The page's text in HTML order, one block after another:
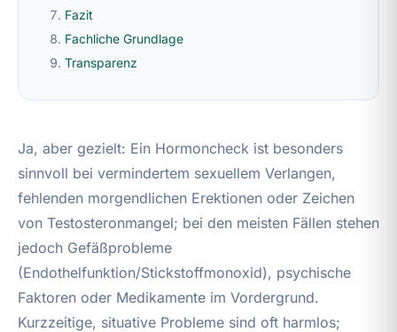
Fazit
Fachliche Grundlage
Transparenz
Ja, aber gezielt: Ein Hormoncheck ist besonders
sinnvoll bei vermindertem sexuellem Verlangen,
fehlenden morgendlichen Erektionen oder Zeichen
von Testosteronmangel; bei den meisten Fällen stehen
jedoch Gefäßprobleme
(Endothelfunktion/Stickstoffmonoxid), psychische
Faktoren oder Medikamente im Vordergrund.
Kurzzeitige, situative Probleme sind oft harmlos;